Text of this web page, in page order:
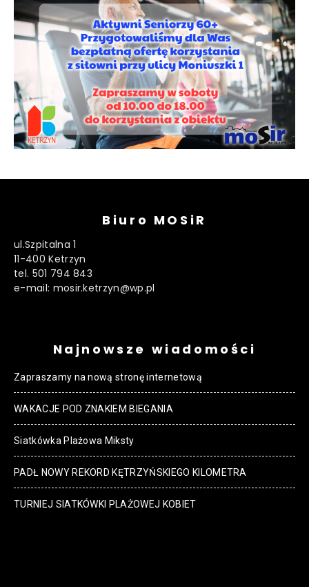
Biuro MOSiR
ul.Szpitalna 1
11-400 Ketrzyn
tel. 501 794 843
e-mail: mosir.ketrzyn@wp.pl
Najnowsze wiadomości
Zapraszamy na nową stronę internetową
WAKACJE POD ZNAKIEM BIEGANIA
Siatkówka Plażowa Miksty
PADŁ NOWY REKORD KĘTRZYŃSKIEGO KILOMETRA
TURNIEJ SIATKÓWKI PLAŻOWEJ KOBIET